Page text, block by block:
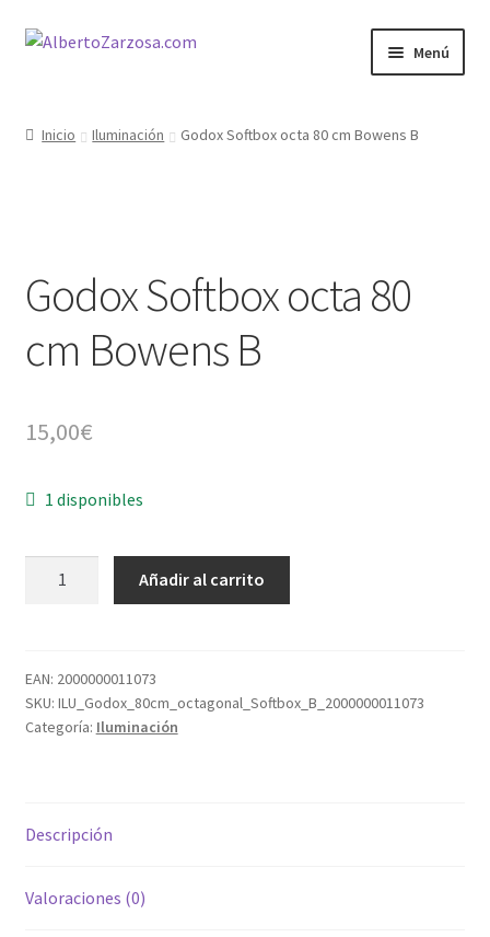
Ir
Ir
Menú
AZ Filosofía
AZ Operadores / Creadores
Inicio Iluminación Godox Softbox octa 80 cm Bowens B
Godox Softbox octa 80
cm Bowens B
15,00€
1 disponibles
cm
Bowens
B
Añadir al carrito
EAN: 2000000011073
SKU: ILU_Godox_80cm_octagonal_Softbox_B_2000000011073
Categoría: Iluminación
Descripción
Valoraciones (0)